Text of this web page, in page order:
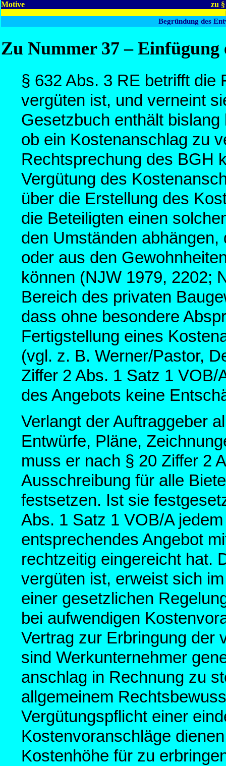
Motive zu
Begründung des
Zu Nummer 37 – Einfügung
§ 632 Abs. 3 RE betrifft die
vergüten ist, und verneint
Gesetzbuch enthält
ob ein Kostenanschlag zu
Rechtsprechung des BGH
Vergütung des
über die Erstellung des
die Beteiligten einen
den Umständen
oder aus den
können (NJW 1979, 2202;
Bereich des privaten
dass ohne besondere
Fertigstellung eines
(vgl. z. B. Werner/Pastor,
Ziffer 2 Abs. 1 Satz 1
des Angebots keine
Verlangt der Auftraggeber
Entwürfe, Pläne,
muss er nach § 20 Ziffer 2
Ausschreibung für alle
festsetzen. Ist sie
Abs. 1 Satz 1 VOB/A
entsprechendes Angebot
rechtzeitig eingereicht hat.
vergüten ist, erweist sich
einer gesetzlichen
bei aufwendigen
Vertrag zur Erbringung der
sind Werkunternehmer
anschlag in Rechnung zu
allgemeinem
Vergütungspflicht einer
Kostenvoranschläge
Kostenhöhe für zu